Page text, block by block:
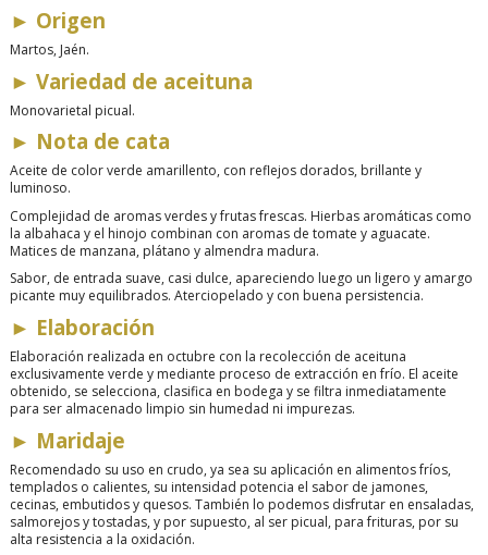
► Origen
Martos, Jaén.
► Variedad de aceituna
Monovarietal picual.
► Nota de cata
Aceite de color verde amarillento, con reflejos dorados, brillante y
luminoso.
Complejidad de aromas verdes y frutas frescas. Hierbas aromáticas como
la albahaca y el hinojo combinan con aromas de tomate y aguacate.
Matices de manzana, plátano y almendra madura.
Sabor, de entrada suave, casi dulce, apareciendo luego un ligero y amargo
picante muy equilibrados. Aterciopelado y con buena persistencia.
► Elaboración
Elaboración realizada en octubre con la recolección de aceituna
exclusivamente verde y mediante proceso de extracción en frío. El aceite
obtenido, se selecciona, clasifica en bodega y se filtra inmediatamente
para ser almacenado limpio sin humedad ni impurezas.
► Maridaje
Recomendado su uso en crudo, ya sea su aplicación en alimentos fríos,
templados o calientes, su intensidad potencia el sabor de jamones,
cecinas, embutidos y quesos. También lo podemos disfrutar en ensaladas,
salmorejos y tostadas, y por supuesto, al ser picual, para frituras, por su
alta resistencia a la oxidación.